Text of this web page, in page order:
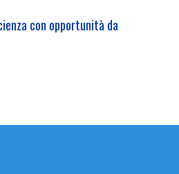
con opportunità da